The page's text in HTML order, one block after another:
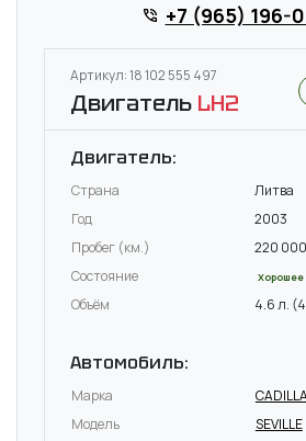
+7 (965) 196-
Артикул: 18 102 555 497
Двигатель LH2
Двигатель:
Страна
Литва
Год
2003
Пробег (км.)
220 000
Состояние
Хорошее
Объём 4.6 л.
Автомобиль:
Марка
Модель
SEVILLE